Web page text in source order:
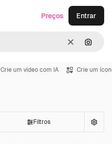
Limpar
Preços Entrar
Crie um vídeo com IA Crie um
Filtros